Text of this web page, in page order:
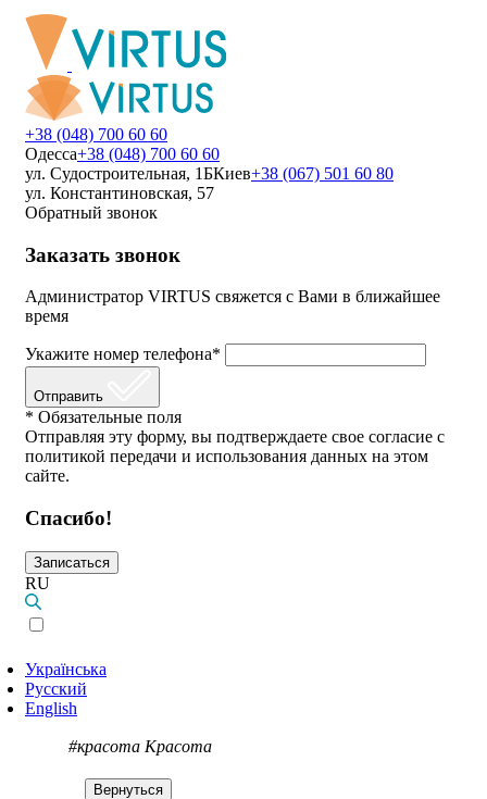
+38 (048) 700 60 60
Одесса+38 (048) 700 60 60
ул. Судостроительная, 1БКиев+38 (067) 501 60 80
ул. Константиновская, 57
Обратный звонок
Заказать звонок
Администратор VIRTUS свяжется с Вами в ближайшее
время
Укажите номер телефона*
Отправить
* Обязательные поля
Отправляя эту форму, вы подтверждаете свое согласие с
политикой передачи и использования данных на этом
сайте.
Спасибо!
Записаться
RU
Українська
Русский
English
#красота Красота
Вернуться